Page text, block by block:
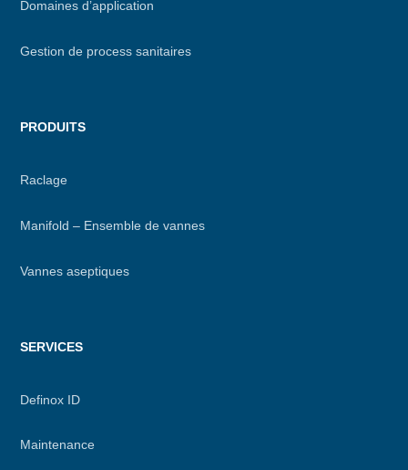
Domaines d’application
Gestion de process sanitaires
PRODUITS
Raclage
Manifold – Ensemble de vannes
Vannes aseptiques
SERVICES
Definox ID
Maintenance